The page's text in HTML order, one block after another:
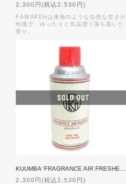
2,300円(税込2,530円)
FAWAKEHは果物のような自然な甘さが
特徴で、ゆったりと気品漂う落ち着いた
香り。
2,300円(税込2,530円)